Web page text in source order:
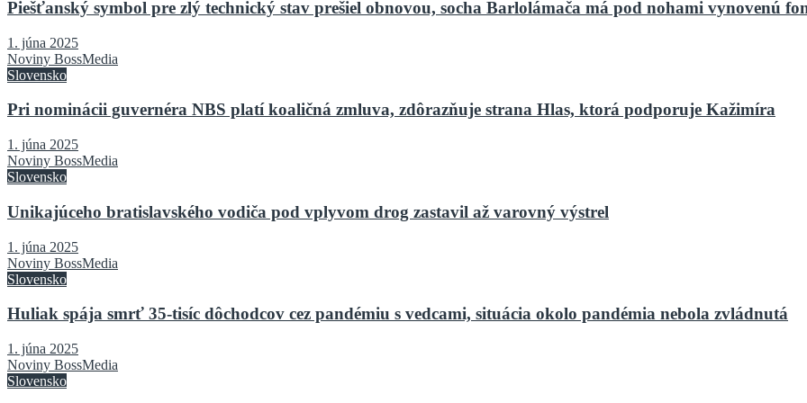
Piešťanský symbol pre zlý technický stav prešiel obnovou, socha Barlolámača má pod nohami vynovenú
1. júna 2025
Noviny BossMedia
Slovensko
Pri nominácii guvernéra NBS platí koaličná zmluva, zdôrazňuje strana Hlas, ktorá podporuje Kažimíra
1. júna 2025
Noviny BossMedia
Slovensko
Unikajúceho bratislavského vodiča pod vplyvom drog zastavil až varovný výstrel
1. júna 2025
Noviny BossMedia
Slovensko
Huliak spája smrť 35-tisíc dôchodcov cez pandémiu s vedcami, situácia okolo pandémia nebola zvládnutá
1. júna 2025
Noviny BossMedia
Slovensko